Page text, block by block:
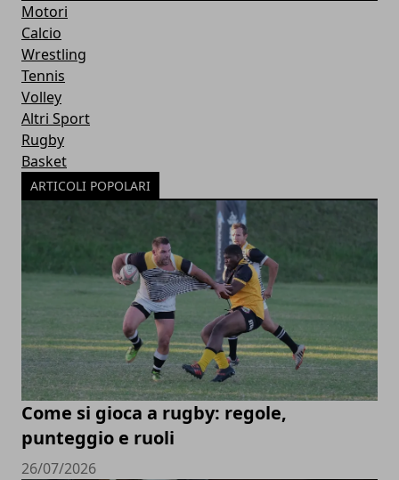
Motori
Calcio
Wrestling
Tennis
Volley
Altri Sport
Rugby
Basket
ARTICOLI POPOLARI
Come si gioca a rugby: regole,
punteggio e ruoli
26/07/2026